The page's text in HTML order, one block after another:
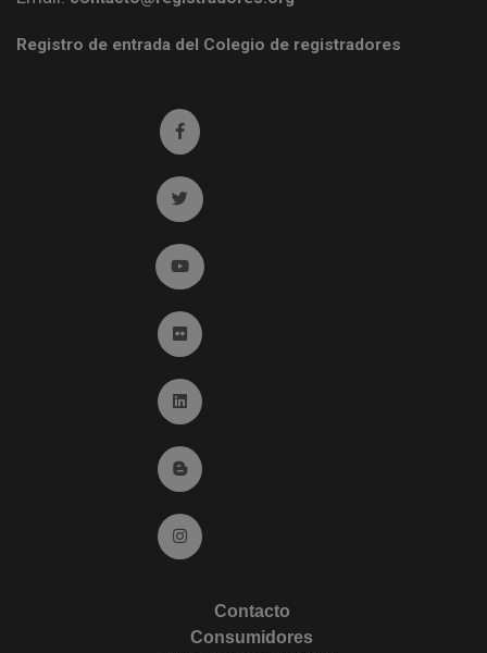
Registro de entrada del Colegio de registradores
Ir a facebook (abre en ventana nueva)
Ir a twitter (abre en ventana nueva)
Ir a YouTube (abre en ventana nueva)
Ir a Flickr (abre en ventana nueva)
Ir a Linkedin (abre en ventana nueva)
Ir al Blog (abre en ventana nueva)
Ir a Instagram (abre en ventana nueva)
Contacto
Consumidores